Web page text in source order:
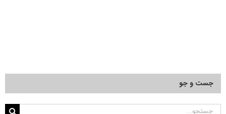
جست و جو
جستجو